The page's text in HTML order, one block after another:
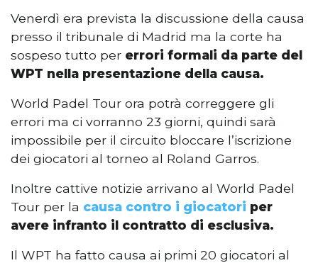
Venerdì era prevista la discussione della causa
presso il tribunale di Madrid ma la corte ha
sospeso tutto per errori formali da parte del
WPT nella presentazione della causa.
World Padel Tour ora potrà correggere gli
errori ma ci vorranno 23 giorni, quindi sarà
impossibile per il circuito bloccare l’iscrizione
dei giocatori al torneo al Roland Garros.
Inoltre cattive notizie arrivano al World Padel
Tour per la causa contro i giocatori per
avere infranto il contratto di esclusiva.
Il WPT ha fatto causa ai primi 20 giocatori al